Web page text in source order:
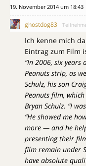
19. November 2014 um 18:43
ghostdog83
Ich kenne mich
Eintrag zum Film
“In 2006, six
Peanuts strip, as
Schulz, his son
Peanuts film,
Bryan Schulz. “I
“He showed me
more — and he
presenting their
film remain under
have absolute